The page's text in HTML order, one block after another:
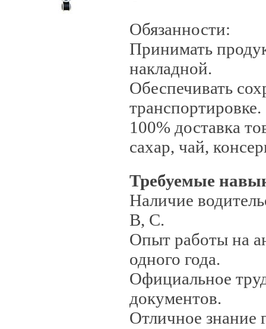
Обязанности:
Принимать
накладной.
Обеспечивать
транспортировке.
100% доставка
сахар, чай,
Требуемые
Наличие
В, С.
Опыт работы на
одного года.
Официальное
документов.
Отличное знание